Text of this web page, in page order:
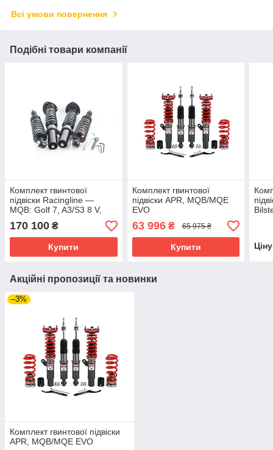
Всі умови повернення
Подібні товари компанії
Комплект гвинтової
підвіски Racingline —
MQB: Golf 7, A3/S3 8 V,
Leon, Octavia/MQB
EVO:Golf 8,A3/S3 8Y
170 100 ₴
Купити
Комплект гвинтової
підвіски APR, MQB/MQE
EVO
63 996₴ 65 975 ₴
Купити
Акційні пропозиції та новинки
–3%
Комплект гвинтової підвіски
APR, MQB/MQE EVO